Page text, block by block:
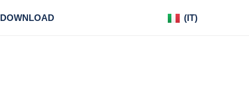
DOWNLOAD (IT)
(DE)